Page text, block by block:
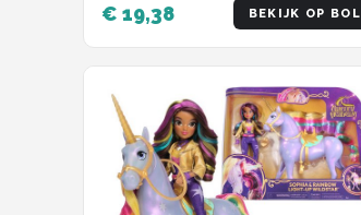
€ 19,38 BEKIJK OP BOL